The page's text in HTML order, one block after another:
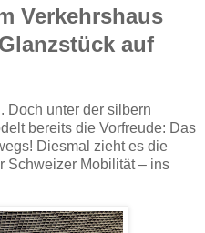
Verkehrshaus
auf
Doch unter der silbern
bereits die Vorfreude: Das
Diesmal zieht es die
Schweizer Mobilität – ins